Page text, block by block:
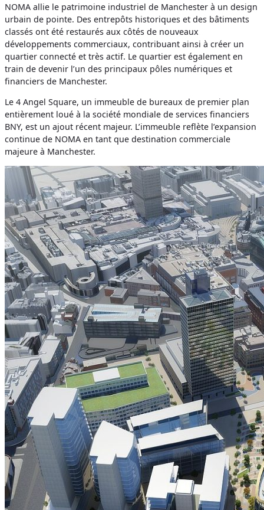
NOMA allie le patrimoine industriel de Manchester à un design
urbain de pointe. Des entrepôts historiques et des bâtiments
classés ont été restaurés aux côtés de nouveaux
développements commerciaux, contribuant ainsi à créer un
quartier connecté et très actif. Le quartier est également en
train de devenir l’un des principaux pôles numériques et
financiers de Manchester.
Le 4 Angel Square, un immeuble de bureaux de premier plan
entièrement loué à la société mondiale de services financiers
BNY, est un ajout récent majeur. L’immeuble reflète l’expansion
continue de NOMA en tant que destination commerciale
majeure à Manchester.